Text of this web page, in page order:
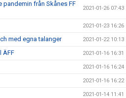
pandemin från Skånes FF
2021-01-26 07:43
2021-01-23 16:26
med egna talanger 2021-01-22 10:13
ÄFF 2021-01-16 16:31
2021-01-16 16:24
2021-01-16 16:22
2021-01-14 11:41